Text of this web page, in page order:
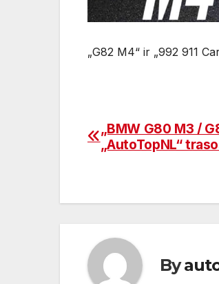
„G82 M4“ ir „992 911
Navigacija
„BMW G80 M3 /
„AutoTopNL“
By